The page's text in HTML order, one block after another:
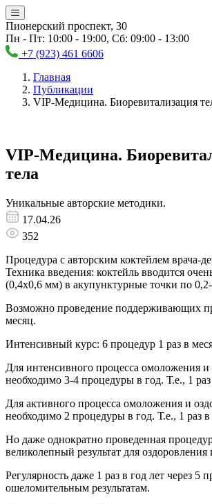
Пионерский проспект, 30
Пн - Пт: 10:00 - 19:00, Сб: 09:00 - 13:00
+7 (923) 461 6606
Главная
Публикации
VIP-Медицина. Биоревитализация
VIP-Медицина.
тела
Уникальные авторские методики.
17.04.26
352
Процедура с авторским коктейлем врача-
Техника введения: коктейль вводится
(0,4x0,6 мм) в акупунктурные точки по
Возможно проведение поддерживающих
месяц.
Интенсивный курс: 6 процедур 1 раз в
Для интенсивного процесса омоложения и
необходимо 3-4 процедуры в год. Т.е., 1
Для активного процесса омоложения и
необходимо 2 процедуры в год. Т.е., 1 раз в
Но даже однократно проведенная
великолепный результат для
Регулярность даже 1 раз в год лет через 5
ошеломительным результатам.